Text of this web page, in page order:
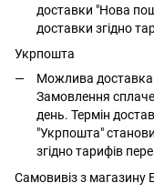
доставки "Нова
доставки згідно
Укрпошта
Можлива доставка
Замовлення
день. Термін
"Укрпошта"
згідно тарифів
Самовивіз з магазину